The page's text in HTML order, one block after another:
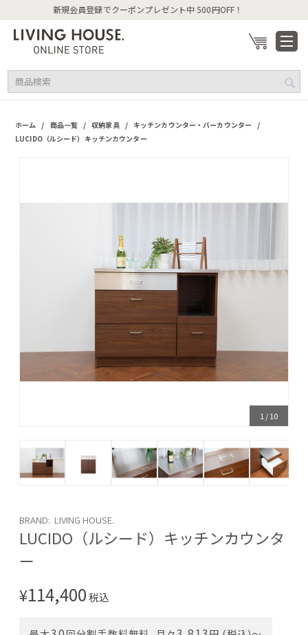
新規会員登録でクーポンプレゼント中 500円OFF！
ホーム / 商品一覧 / 収納家具 / キッチンカウンター・バーカウンター /
LUCIDO（ルシード）キッチンカウンター
1 /10
BRAND: LIVING HOUSE.
LUCIDO（ルシード）キッチンカウンタ
ー
¥114,400税込